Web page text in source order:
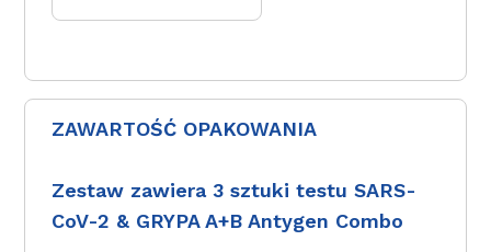
ZAWARTOŚĆ OPAKOWANIA
Zestaw zawiera 3 sztuki testu SARS-
CoV-2 & GRYPA A+B Antygen Combo